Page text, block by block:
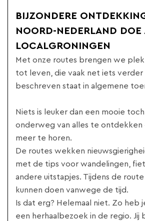
BIJZONDERE
NOORD-NEDERLAND DOE
LOCALGRONINGEN
Met onze routes brengen we
tot leven, die vaak net iets verder
beschreven staat in algemene
Niets is leuker dan een mooie
onderweg van alles te ontdekken
meer te horen.
De routes wekken
met de tips voor wandelingen,
andere uitstapjes. Tijdens de
kunnen doen vanwege de tijd.
Is dat erg? Helemaal niet. Zo heb
een herhaalbezoek in de regio. Jij